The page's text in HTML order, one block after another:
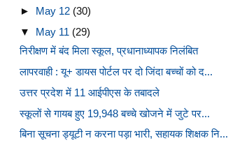
► May 12 (30)
▼ May 11 (29)
निरीक्षण में बंद मिला स्कूल, प्रधानाध्यापक निलंबित
लापरवाही : यू+ डायस पोर्टल पर दो जिंदा बच्चों को द...
उत्तर प्रदेश में 11 आईपीएस के तबादले
स्कूलों से गायब हुए 19,948 बच्चे खोजने में जुटे पर...
बिना सूचना ड्यूटी न करना पड़ा भारी, सहायक शिक्षक नि...